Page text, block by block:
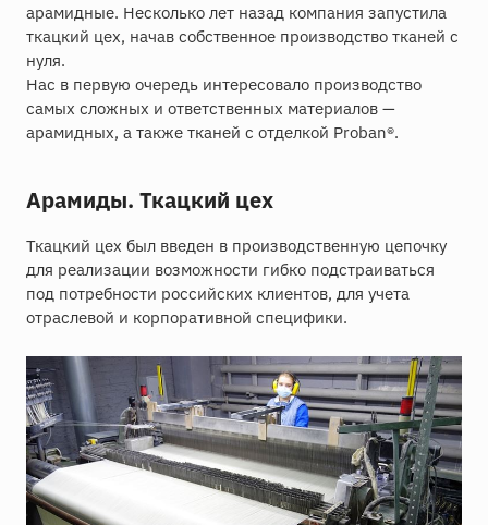
арамидные. Несколько лет назад компания запустила
ткацкий цех, начав собственное производство тканей с
нуля.
Нас в первую очередь интересовало производство
самых сложных и ответственных материалов —
арамидных, а также тканей с отделкой Proban®.
Арамиды. Ткацкий цех
Ткацкий цех был введен в производственную цепочку
для реализации возможности гибко подстраиваться
под потребности российских клиентов, для учета
отраслевой и корпоративной специфики.